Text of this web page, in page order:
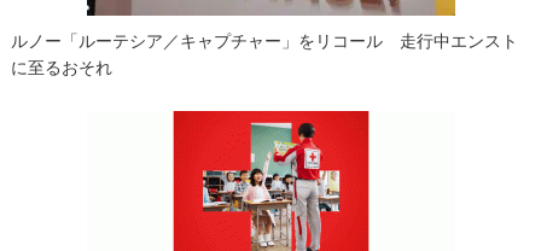
ルノー「ルーテシア／キャプチャー」をリコール 走行中エンスト
に至るおそれ